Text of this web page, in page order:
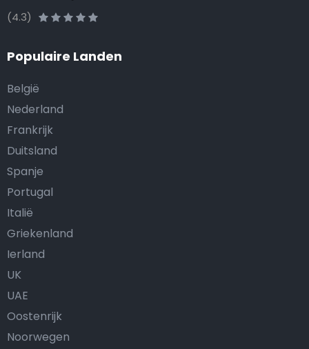
(4.3)
Populaire Landen
België
Nederland
Frankrijk
Duitsland
Spanje
Portugal
Italië
Griekenland
Ierland
UK
UAE
Oostenrijk
Noorwegen